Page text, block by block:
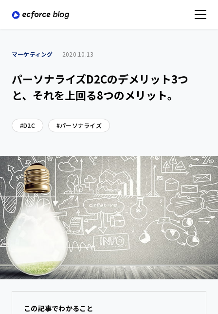
マーケティング 2020.10.13
パーソナライズD2Cのデメリット3つ
と、それを上回る8つのメリット。
D2C パーソナライズ
この記事でわかること